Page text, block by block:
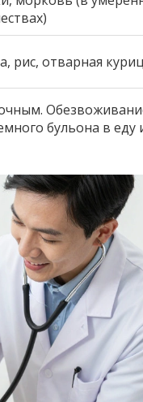
рис, отварная
бульона в еду